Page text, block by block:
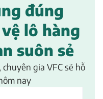
đúng
lô hàng
suôn sẻ
gia VFC sẽ hỗ
nay